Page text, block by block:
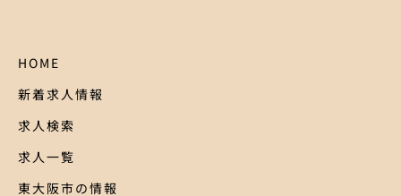
HOME
新着求人情報
求人検索
求人一覧
東大阪市の情報